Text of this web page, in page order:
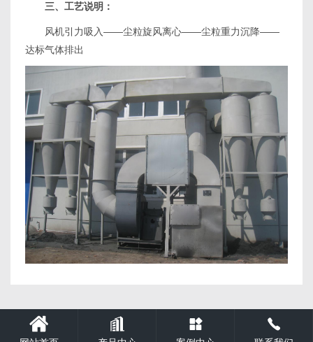
三、工艺说明：
风机引力吸入——尘粒旋风离心——尘粒重力沉降——
达标气体排出